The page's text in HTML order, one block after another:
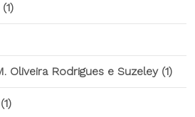
(1)
Oliveira Rodrigues e Suzeley (1)
(1)